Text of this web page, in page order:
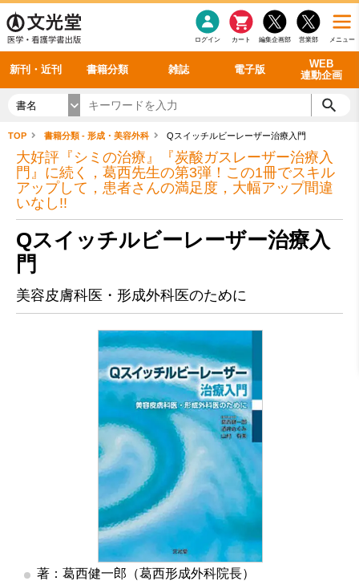
メニュー
営業部
編集企画部
カート
ログイン
新刊・近刊 書籍分類 雑誌 電子版
WEB
連動企画
感染症 老年医学
看護・介護
呼吸器
循環器
シリーズ一覧
雑誌投稿規定
理学療法
雑誌案内・年間購読 最新号 バックナンバー
電子書籍
電子雑誌
書籍「データに基づく臨床動作分析」WEB動画
書籍「眼手術学」WEB動画
書籍「神経症候学 II 改訂第二版」 WEB動画
新刊一覧
今後の発行予定
書名
TOP 書籍分類 - 形成・美容外科 Qスイッチルビーレーザー治療入門
大好評『シミの治療』『炭酸ガスレーザー治療入
門』に続く，葛西先生の第3弾！この1冊でスキル
アップして，患者さんの満足度，大幅アップ間違
いなし!!
Qスイッチルビーレーザー治療入
門
美容皮膚科医・形成外科医のために
著：葛西健一郎（葛西形成外科院長）